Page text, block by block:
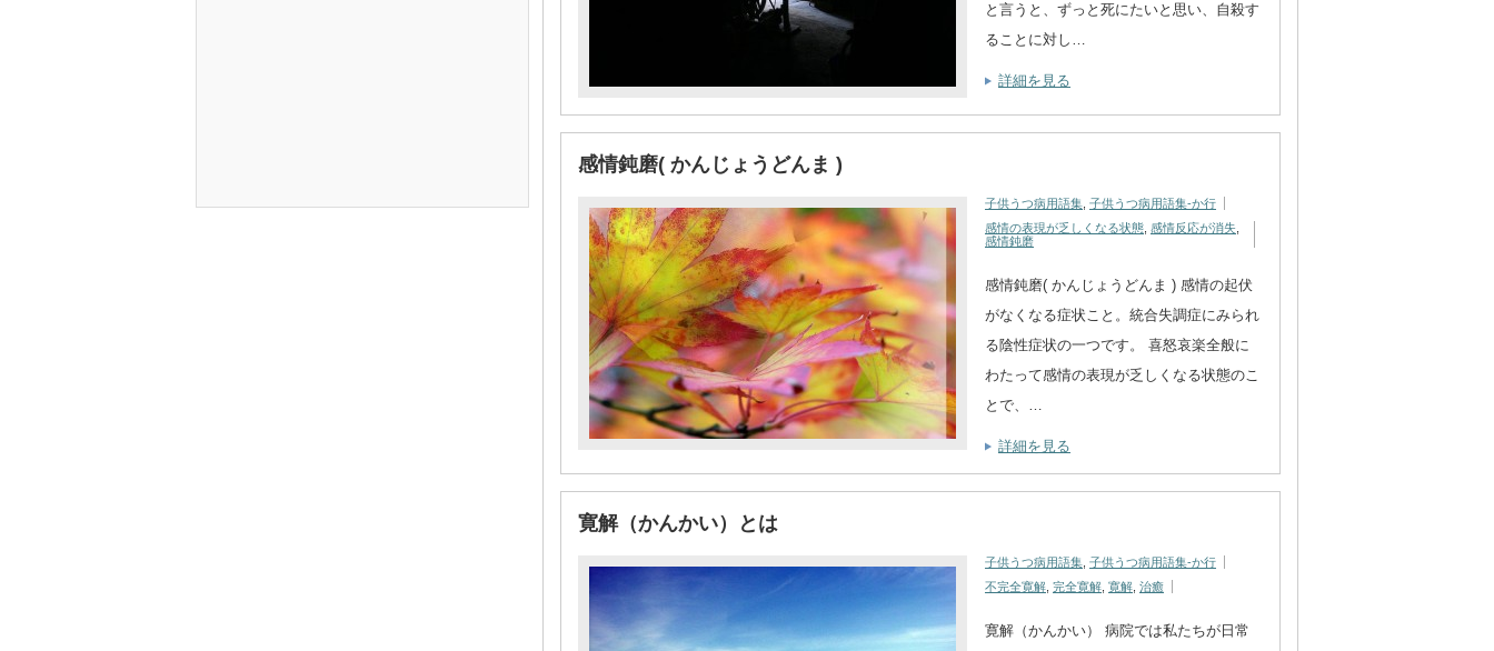
と言うと、ずっと死にたいと思い、自殺す
ることに対し…
詳細を見る
感情鈍磨( かんじょうどんま )
子供うつ病用語集 子供うつ病用語集-か行
感情の表現が乏しくなる状態 感情反応が消失
感情鈍磨
感情鈍磨( かんじょうどんま ) 感情の起伏
がなくなる症状こと。統合失調症にみられ
る陰性症状の一つです。 喜怒哀楽全般に
わたって感情の表現が乏しくなる状態のこ
とで、…
詳細を見る
寛解（かんかい）とは
子供うつ病用語集 子供うつ病用語集-か行
不完全寛解 完全寛解 寛解 治癒
寛解（かんかい） 病院では私たちが日常